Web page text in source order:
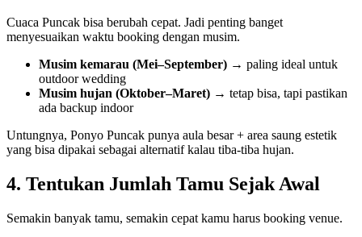
Cuaca Puncak bisa berubah cepat. Jadi penting banget
menyesuaikan waktu booking dengan musim.
Musim kemarau (Mei–September) → paling ideal untuk
outdoor wedding
Musim hujan (Oktober–Maret) → tetap bisa, tapi pastikan
ada backup indoor
Untungnya, Ponyo Puncak punya aula besar + area saung estetik
yang bisa dipakai sebagai alternatif kalau tiba-tiba hujan.
4. Tentukan Jumlah Tamu Sejak Awal
Semakin banyak tamu, semakin cepat kamu harus booking venue.